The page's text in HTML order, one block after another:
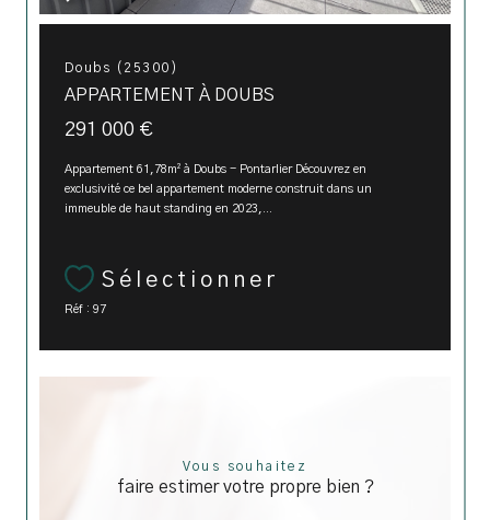
Doubs (25300)
APPARTEMENT À DOUBS
291 000 €
Appartement 61,78m² à Doubs - Pontarlier Découvrez en
exclusivité ce bel appartement moderne construit dans un
immeuble de haut standing en 2023,...
Sélectionner
Réf : 97
Vous souhaitez
faire estimer votre propre bien ?